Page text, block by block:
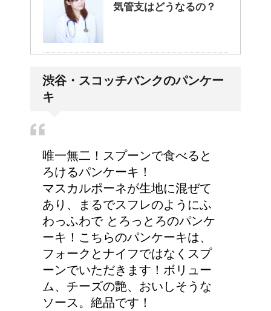
気管支はどうなるの？
『優』の位置づけは？
耳と肩が関係するの？耳
の違和感の原因は「肩こ
り」？！
渋谷・スコッチバンクのパンケー
キ
唯一無二！スプーンで食べると
ろけるパンケーキ！
マスカルポーネが生地に混ぜて
あり、まるでスフレのようにふ
わっふわで とろっとろのパンケ
ーキ！こちらのパンケーキは、
フォークとナイフではなくスプ
ーンでいただきます！ボリュー
ム、チーズの艶、おいしそうな
ソース。絶品です！